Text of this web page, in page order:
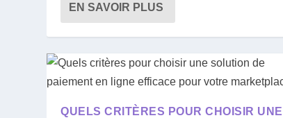
EN SAVOIR PLUS
QUELS CRITÈRES POUR CHOISIR UNE